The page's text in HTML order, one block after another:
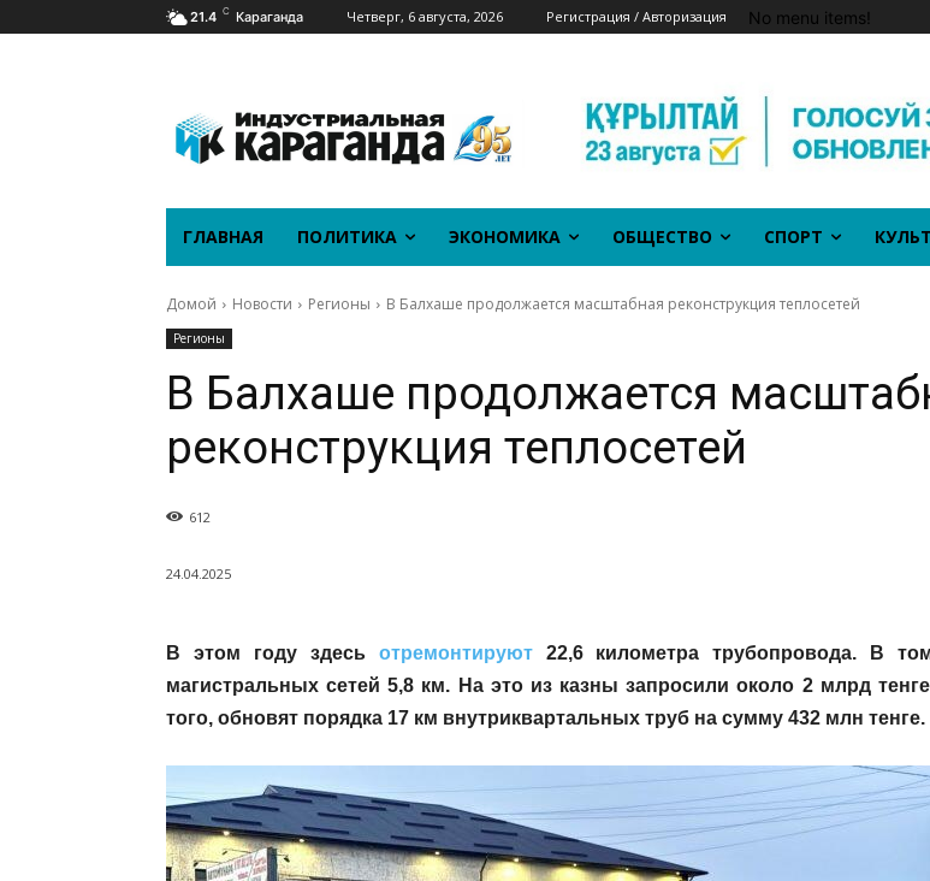
21.4 C Караганда Четверг, 6 августа, 2026 Регистрация / Авторизация No menu items!
ГЛАВНАЯ ПОЛИТИКА ЭКОНОМИКА ОБЩЕСТВО СПОРТ
Домой Новости Регионы В Балхаше продолжается масштабная реконструкция теплосетей
Регионы
В Балхаше продолжается
реконструкция теплосетей
612
24.04.2025
В этом году здесь отремонтируют22,6 километра трубопровода. В
магистральных сетей 5,8 км. На это из казны запросили около 2 млрд
того, обновят порядка 17 км внутриквартальных труб на сумму 432 млн тенге.